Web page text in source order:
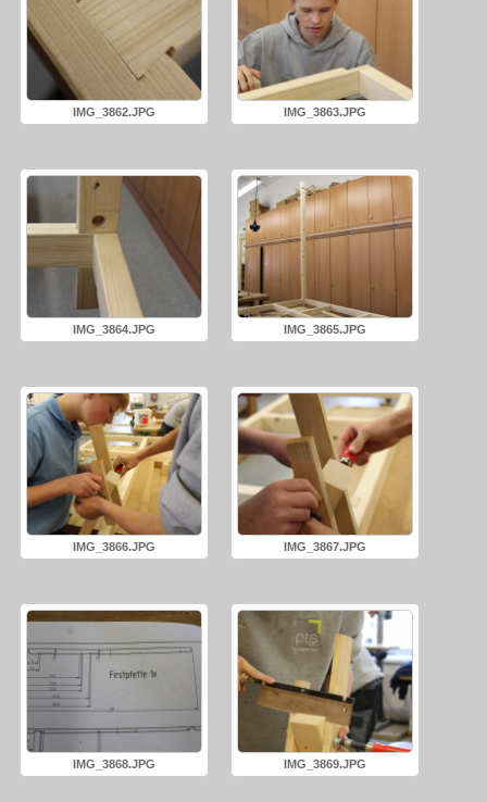
IMG_3862.JPG IMG_3863.JPG
IMG_3864.JPG IMG_3865.JPG
IMG_3866.JPG IMG_3867.JPG
IMG_3868.JPG IMG_3869.JPG